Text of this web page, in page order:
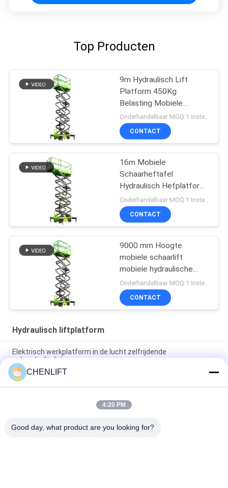
Top Producten
9m Hydraulisch Lift
Platform 450Kg
Belasting Mobiele
Scheren Lift
Onderhandelbaar MOQ:1 Instellen
CONTACT
16m Mobiele
Schaarheftafel
Hydraulisch Hefplatform
Met Uitschuifbaar
Platform
CONTACT
9000 mm Hoogte
mobiele schaarlift
mobiele hydraulische
liftplatform voor het
reinigen
CONTACT
Hydraulisch liftplatform
Elektrisch werkplatform in de lucht zelfrijdende
schaarheftafel
10m Hydraulisch Lift Platform Elektrisch zelfrijdend schaarlift
met uitbreidingsplatform 450Kg Belasting
10 meter hydraulische hefplatform aluminium hoogwerker
CHENLIFT
4:20 PM
Good day, what product are you looking for?